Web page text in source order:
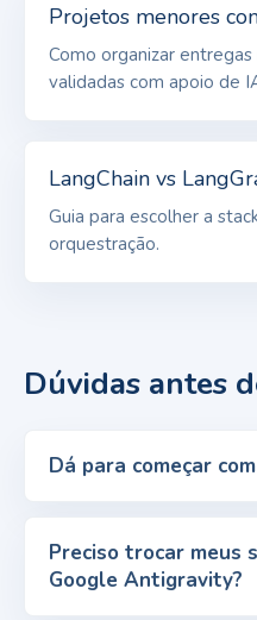
Projetos menores
Como organizar
validadas com apoio de
LangChain vs
Guia para escolher a
orquestração.
Dúvidas antes
Dá para começar
Preciso trocar meus
Google Antigravity?